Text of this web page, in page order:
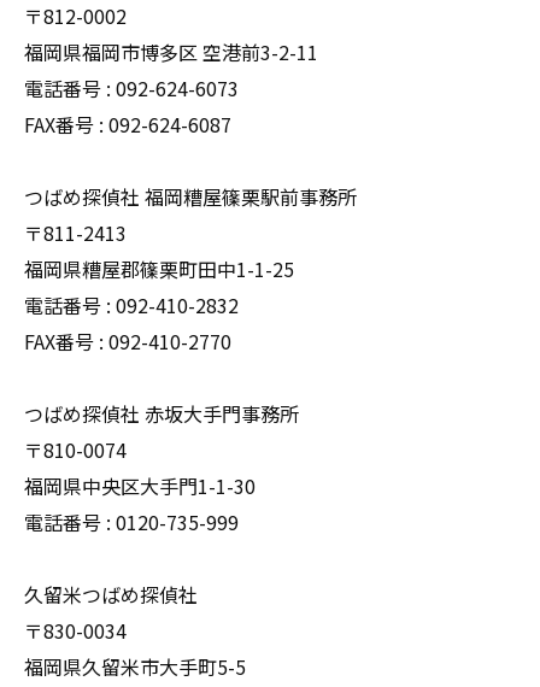
〒812-0002
福岡県福岡市博多区 空港前3-2-11
電話番号 : 092-624-6073
FAX番号 : 092-624-6087
つばめ探偵社 福岡糟屋篠栗駅前事務所
〒811-2413
福岡県糟屋郡篠栗町田中1-1-25
電話番号 : 092-410-2832
FAX番号 : 092-410-2770
つばめ探偵社 赤坂大手門事務所
〒810-0074
福岡県中央区大手門1-1-30
電話番号 : 0120-735-999
久留米つばめ探偵社
〒830-0034
福岡県久留米市大手町5-5